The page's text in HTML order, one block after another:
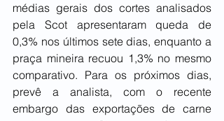
médias gerais dos cortes analisados
pela Scot apresentaram queda de
0,3% nos últimos sete dias, enquanto a
praça mineira recuou 1,3% no mesmo
comparativo. Para os próximos dias,
prevê a analista, com o recente
embargo das exportações de carne